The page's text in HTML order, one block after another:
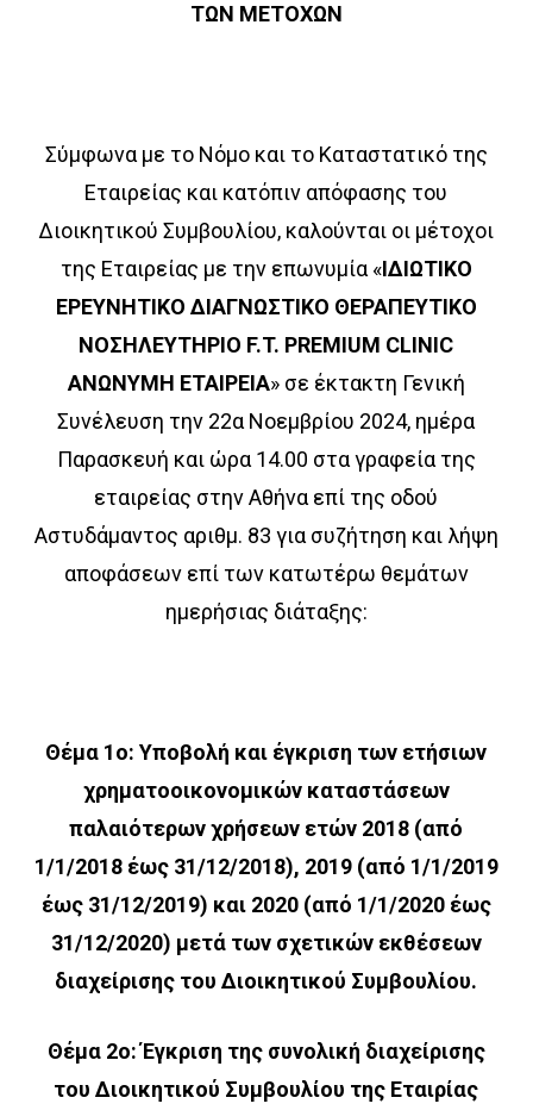
ΤΩΝ ΜΕΤΟΧΩΝ
Σύμφωνα με το Νόμο και το Καταστατικό της
Εταιρείας και κατόπιν απόφασης του
Διοικητικού Συμβουλίου, καλούνται οι μέτοχοι
της Εταιρείας με την επωνυμία «ΙΔΙΩΤΙΚΟ
ΕΡΕΥΝΗΤΙΚΟ ΔΙΑΓΝΩΣΤΙΚΟ ΘΕΡΑΠΕΥΤΙΚΟ
ΝΟΣΗΛΕΥΤΗΡΙΟ F.T. PREMIUM CLINIC
ΑΝΩΝΥΜΗ ΕΤΑΙΡΕΙΑ» σε έκτακτη Γενική
Συνέλευση την 22α Νοεμβρίου 2024, ημέρα
Παρασκευή και ώρα 14.00 στα γραφεία της
εταιρείας στην Αθήνα επί της οδού
Αστυδάμαντος αριθμ. 83 για συζήτηση και λήψη
αποφάσεων επί των κατωτέρω θεμάτων
ημερήσιας διάταξης:
Θέμα 1ο: Υποβολή και έγκριση των ετήσιων
χρηματοοικονομικών καταστάσεων
παλαιότερων χρήσεων ετών 2018 (από
1/1/2018 έως 31/12/2018), 2019 (από 1/1/2019
έως 31/12/2019) και 2020 (από 1/1/2020 έως
31/12/2020) μετά των σχετικών εκθέσεων
διαχείρισης του Διοικητικού Συμβουλίου.
Θέμα 2ο: Έγκριση της συνολική διαχείρισης
του Διοικητικού Συμβουλίου της Εταιρίας